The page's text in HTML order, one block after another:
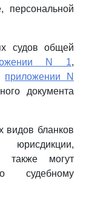
персональной
судов общей
N 1,
приложении N
документа
видов бланков
также могут
судебному